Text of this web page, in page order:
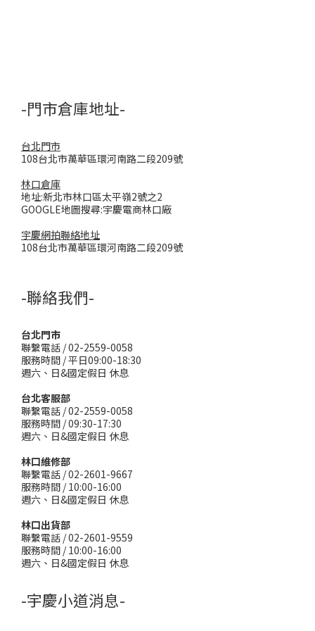
-門市倉庫地址-
台北門市
108台北市萬華區環河南路二段209號
林口倉庫
地址:新北市林口區太平嶺2號之2
GOOGLE地圖搜尋:宇慶電商林口廠
宇慶網拍聯絡地址
108台北市萬華區環河南路二段209號
-聯絡我們-
台北門市
聯繫電話 / 02-2559-0058
服務時間 / 平日09:00-18:30
週六、日&國定假日 休息
台北客服部
聯繫電話 / 02-2559-0058
服務時間 / 09:30-17:30
週六、日&國定假日 休息
林口維修部
聯繫電話 / 02-2601-9667
服務時間 / 10:00-16:00
週六、日&國定假日 休息
林口出貨部
聯繫電話 / 02-2601-9559
服務時間 / 10:00-16:00
週六、日&國定假日 休息
-宇慶小道消息-